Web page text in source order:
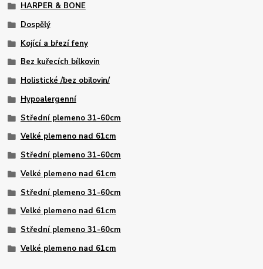
HARPER & BONE
Dospělý
Kojící a březí feny
Bez kuřecích bílkovin
Holistické /bez obilovin/
Hypoalergenní
Střední plemeno 31-60cm
Velké plemeno nad 61cm
Střední plemeno 31-60cm
Velké plemeno nad 61cm
Střední plemeno 31-60cm
Velké plemeno nad 61cm
Střední plemeno 31-60cm
Velké plemeno nad 61cm